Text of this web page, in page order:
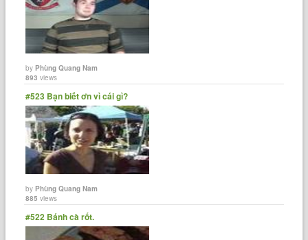
byPhùng Quang Nam
893 views
#523 Bạn biết ơn vì cái gì?
byPhùng Quang Nam
885 views
#522 Bánh cà rốt.